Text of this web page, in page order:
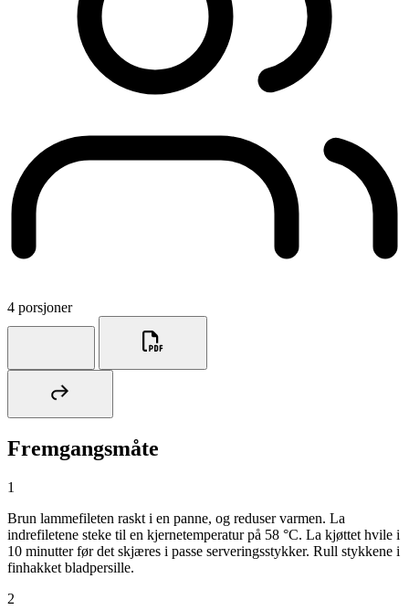
4 porsjoner
Fremgangsmåte
1
Brun lammefileten raskt i en panne, og reduser varmen. La
indrefiletene steke til en kjernetemperatur på 58 °C. La kjøttet hvile i
10 minutter før det skjæres i passe serveringsstykker. Rull stykkene i
finhakket bladpersille.
2